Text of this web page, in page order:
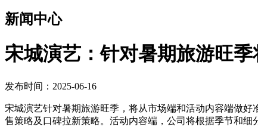
新闻中心
宋城演艺：针对暑期旅游旺
发布时间：2025-06-16
宋城演艺针对暑期旅游旺季，将从市场端和活动内容端做
售策略及口碑拉新策略。活动内容端，公司将根据季节和细